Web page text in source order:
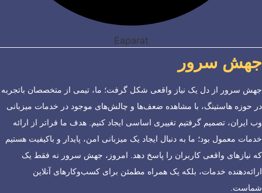
Eaparat
جهش سرور
جهش سرور از دل یک نیاز واقعی شکل گرفت؛ ما، تیمی از متخصصان باتجربه
در حوزه هاستینگ، با مشاهده ضعف‌ها و چالش‌های موجود در خدمات میزبانی
وب ایران، تصمیم گرفتیم تغییری اساسی ایجاد کنیم. هدف ما فراتر از ارائه
خدمات معمول بود؛ ما به دنبال ایجاد یک میزبانی امن، پایدار و باکیفیت هستیم
که نیازهای واقعی کاربران را پاسخ دهد. امروز، جهش سرور نه فقط یک
ارائه‌دهنده خدمات، بلکه یک همراه مطمئن برای کسب‌وکارهای آنلاین
شماست.